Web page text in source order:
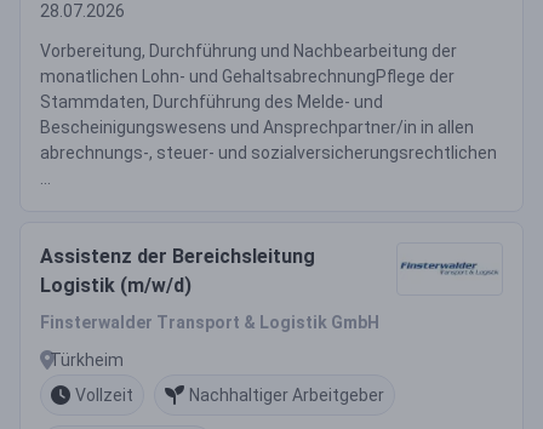
28.07.2026
Vorbereitung, Durchführung und Nachbearbeitung der
monatlichen Lohn- und GehaltsabrechnungPflege der
Stammdaten, Durchführung des Melde- und
Bescheinigungswesens und Ansprechpartner/in in allen
abrechnungs-, steuer- und sozialversicherungsrechtlichen
Assistenz der Bereichsleitung
Logistik (m/w/d)
Finsterwalder Transport & Logistik GmbH
Türkheim
Vollzeit
Nachhaltiger Arbeitgeber